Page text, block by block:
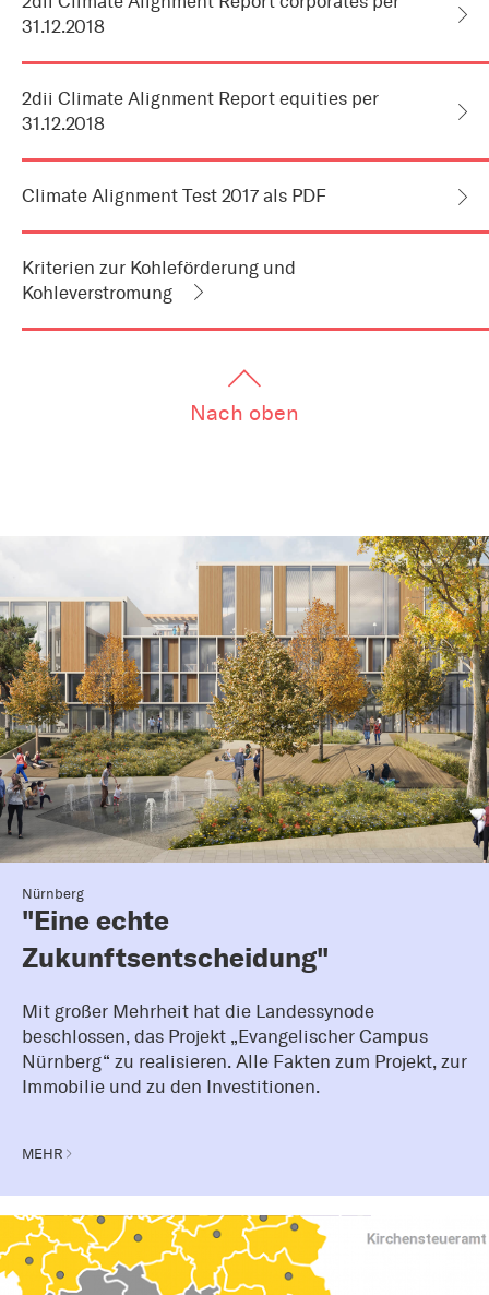
zum
Artikel
31.12.2018
2dii Climate Alignment Report equities per
31.12.2018
Climate Alignment Test 2017 als PDF
Kriterien zur Kohleförderung und
Kohleverstromung
Nach oben
Nürnberg
"Eine echte
Zukunftsentscheidung"
Mit großer Mehrheit hat die Landessynode
beschlossen, das Projekt „Evangelischer Campus
Nürnberg“ zu realisieren. Alle Fakten zum Projekt, zur
Immobilie und zu den Investitionen.
MEHR